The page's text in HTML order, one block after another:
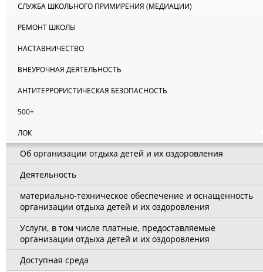
СЛУЖБА ШКОЛЬНОГО ПРИМИРЕНИЯ (МЕДИАЦИИ)
РЕМОНТ ШКОЛЫ
НАСТАВНИЧЕСТВО
ВНЕУРОЧНАЯ ДЕЯТЕЛЬНОСТЬ
АНТИТЕРРОРИСТИЧЕСКАЯ БЕЗОПАСНОСТЬ
500+
ЛОК
Об организации отдыха детей и их оздоровления
Деятельность
материально-техническое обеспечение и оснащенность
организации отдыха детей и их оздоровления
Услуги, в том числе платные, предоставляемые
организации отдыха детей и их оздоровления
Доступная среда